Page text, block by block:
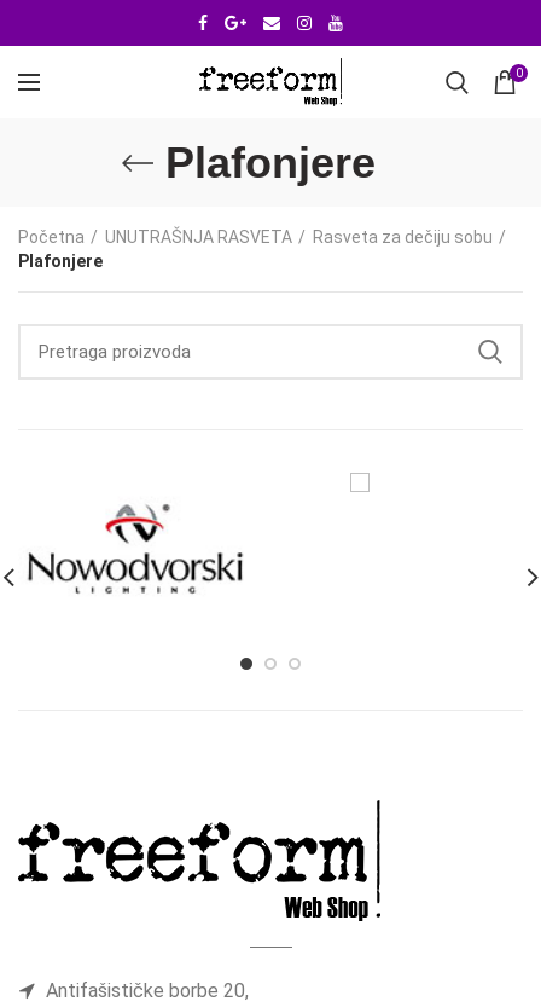
0
Plafonjere
Početna UNUTRAŠNJA RASVETA
Rasveta za dečiju sobu
Plafonjere
Antifašističke borbe 20,